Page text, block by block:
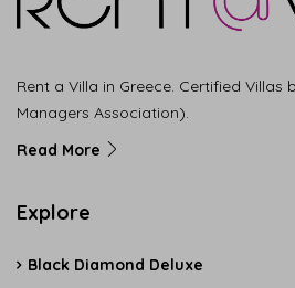
Rent a Villa in Greece. Certified Villas
Managers Association).
Read More
Explore
Black Diamond Deluxe